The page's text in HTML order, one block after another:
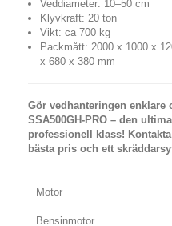
Veddiameter: 10–50 cm
Klyvkraft: 20 ton
Vikt: ca 700 kg
Packmått: 2000 x 1000 x
x 680 x 380 mm
Gör vedhanteringen enklare
SSA500GH-PRO – den
professionell klass!
bästa pris och ett
Motor
Bensinmotor